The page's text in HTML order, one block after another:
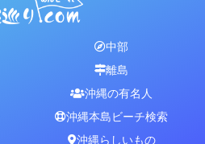
中部
離島
沖縄の有名人
沖縄本島ビーチ検索
沖縄らしいもの